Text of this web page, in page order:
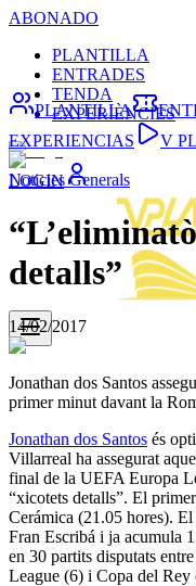
ABONADO
PLANTILLA
ENTRADES
TENDA
EXPERIÈNCIES
LOGIN
PLANTILLA
EXPERIENCIAS
V
Noticies Generals
detalls”
14/02/2017
Jonathan dos Santos
primer minut davant la
Jonathan dos Santos és
Villarreal ha assegurat
final de la UEFA Europa
“xicotets detalls”. El
Cerámica (21.05 hores). El
Fran Escribá i ja acumula
en 30 partits disputats
League (6) i Copa del Rey